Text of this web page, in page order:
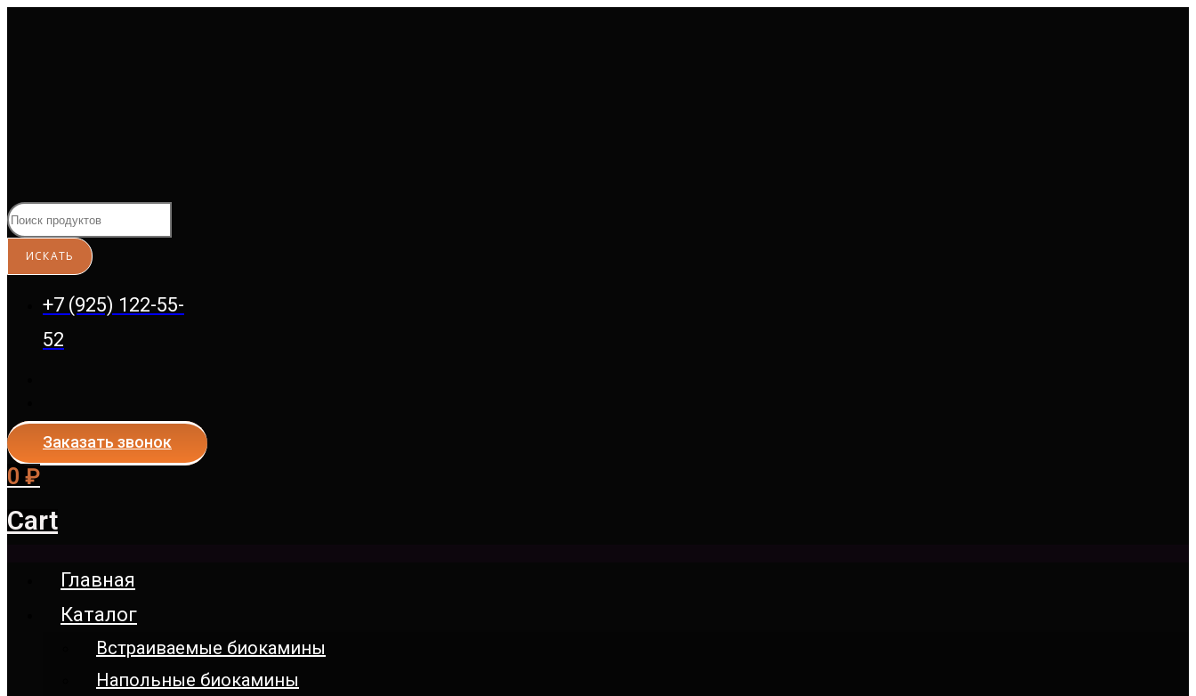
+7 (925) 122-55-
52
Заказать звонок
0 ₽
Cart
Главная
Каталог
Встраиваемые биокамины
Напольные биокамины